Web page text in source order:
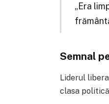
„Era
Semnal
Liderul
clasa